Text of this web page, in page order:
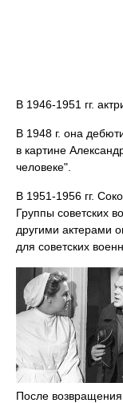
В 1946-1951 гг.
В 1948 г. она
в картине
человеке".
В 1951-1956 гг.
Группы советских
другими актерами
для советских
После